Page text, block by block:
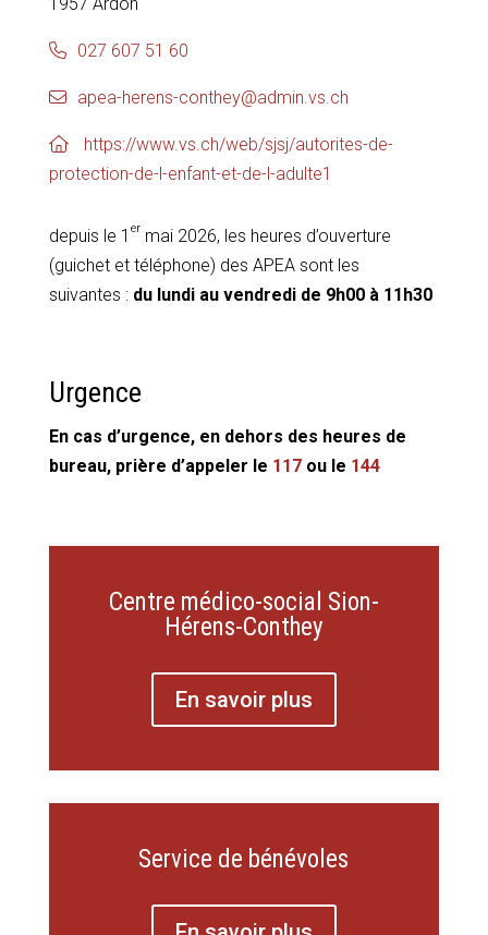
027 607 51 60
apea-herens-conthey@admin.vs.ch
https://www.vs.ch/web/sjsj/autorites-de-
protection-de-l-enfant-et-de-l-adulte1
depuis le 1 er mai 2026, les heures d’ouverture
(guichet et téléphone) des APEA sont les
suivantes : du lundi au vendredi de 9h00 à 11h30
Urgence
En cas d’urgence, en dehors des heures de
bureau, prière d’appeler le 117ou le 144
Centre médico-social Sion-
Hérens-Conthey
En savoir plus
Service de bénévoles